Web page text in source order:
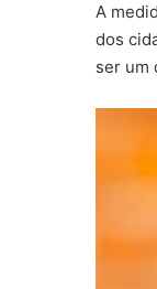
A
dos
ser um